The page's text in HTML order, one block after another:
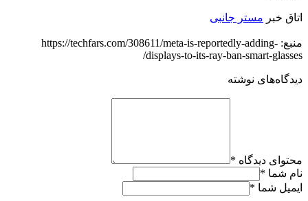
اتاق خبر مستر جانبی
منبع: https://techfars.com/308611/meta-is-reportedly-adding-
displays-to-its-ray-ban-smart-glasses/
دیدگاه‌های نوشته
محتوای دیدگاه *
نام شما *
ایمیل شما *